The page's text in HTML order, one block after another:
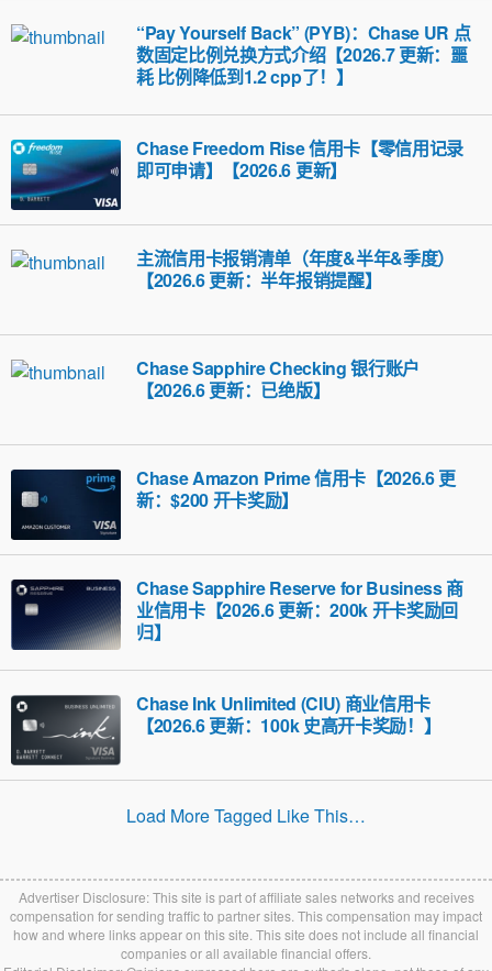
“Pay Yourself Back” (PYB)：Chase UR 点
数固定比例兑换方式介绍【2026.7 更新：噩
耗 比例降低到1.2 cpp了！】
Chase Freedom Rise 信用卡【零信用记录
即可申请】【2026.6 更新】
主流信用卡报销清单（年度&半年&季度）
【2026.6 更新：半年报销提醒】
Chase Sapphire Checking 银行账户
【2026.6 更新：已绝版】
Chase Amazon Prime 信用卡【2026.6 更
新：$200 开卡奖励】
Chase Sapphire Reserve for Business 商
业信用卡【2026.6 更新：200k 开卡奖励回
归】
Chase Ink Unlimited (CIU) 商业信用卡
【2026.6 更新：100k 史高开卡奖励！】
Load More Tagged Like This…
Advertiser Disclosure: This site is part of affiliate sales networks and receives
compensation for sending traffic to partner sites. This compensation may impact
how and where links appear on this site. This site does not include all financial
companies or all available financial offers.